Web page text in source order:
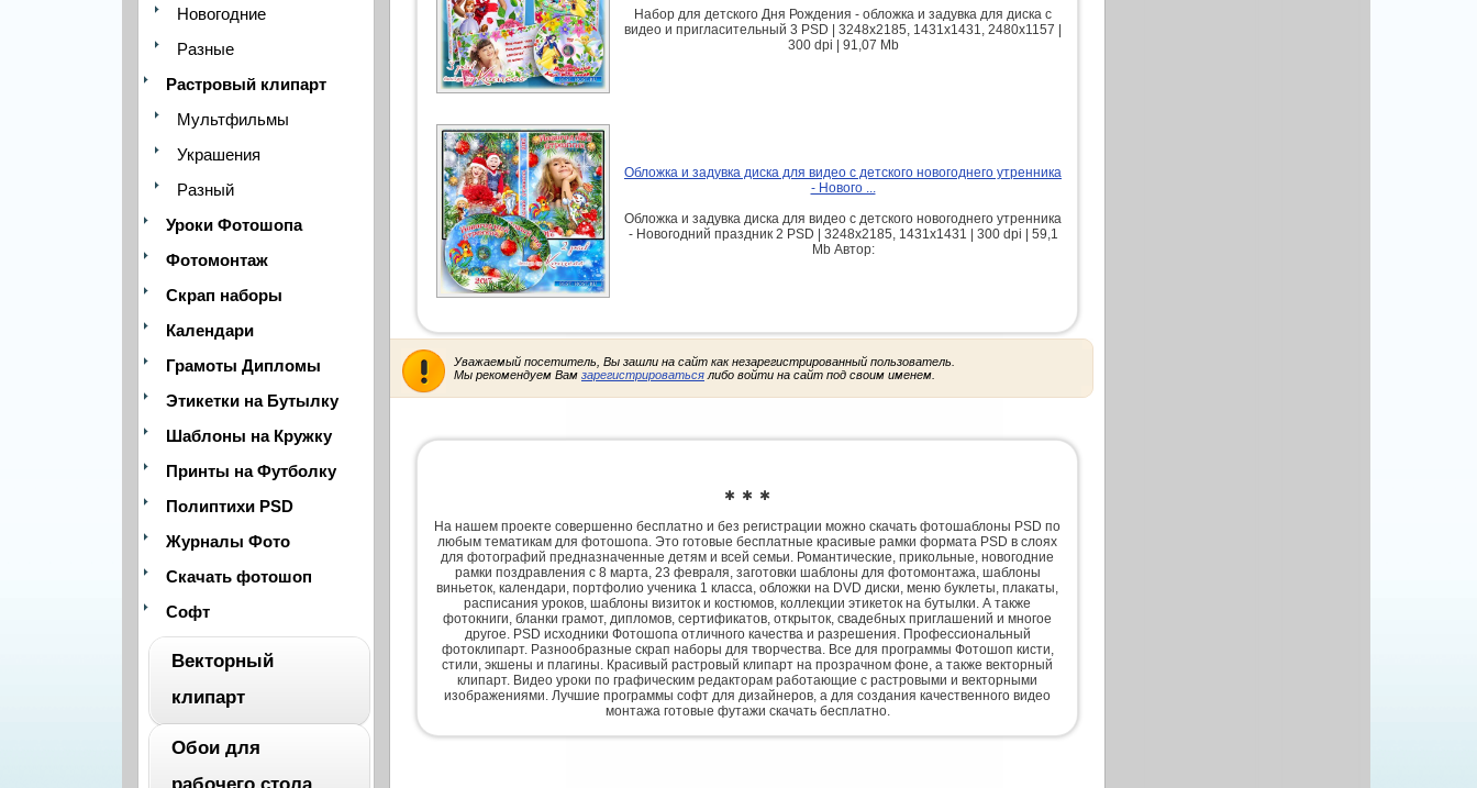
Новогодние
Разные
Растровый клипарт
Мультфильмы
Украшения
Разный
Уроки Фотошопа
Фотомонтаж
Скрап наборы
Календари
Грамоты Дипломы
Этикетки на Бутылку
Шаблоны на Кружку
Принты на Футболку
Полиптихи PSD
Журналы Фото
Скачать фотошоп
Софт
Векторный
клипарт
Обои для
Набор для детского Дня Рождения - обложка и задувка для диска с
видео и пригласительный 3 PSD | 3248x2185, 1431x1431, 2480x1157 |
300 dpi | 91,07 Mb
Обложка и задувка диска для видео с детского новогоднего утренника
- Нового ...
Обложка и задувка диска для видео с детского новогоднего утренника
- Новогодний праздник 2 PSD | 3248x2185, 1431x1431 | 300 dpi | 59,1
Mb Автор:
Уважаемый посетитель, Вы зашли на сайт как незарегистрированный пользователь.
Мы рекомендуем Вам зарегистрироваться либо войти на сайт под своим именем.
✱ ✱ ✱
На нашем проекте совершенно бесплатно и без регистрации можно скачать фотошаблоны PSD по
любым тематикам для фотошопа. Это готовые бесплатные красивые рамки формата PSD в слоях
для фотографий предназначенные детям и всей семьи. Романтические, прикольные, новогодние
рамки поздравления с 8 марта, 23 февраля, заготовки шаблоны для фотомонтажа, шаблоны
виньеток, календари, портфолио ученика 1 класса, обложки на DVD диски, меню буклеты, плакаты,
расписания уроков, шаблоны визиток и костюмов, коллекции этикеток на бутылки. А также
фотокниги, бланки грамот, дипломов, сертификатов, открыток, свадебных приглашений и многое
другое. PSD исходники Фотошопа отличного качества и разрешения. Профессиональный
фотоклипарт. Разнообразные скрап наборы для творчества. Все для программы Фотошоп кисти,
стили, экшены и плагины. Красивый растровый клипарт на прозрачном фоне, а также векторный
клипарт. Видео уроки по графическим редакторам работающие с растровыми и векторными
изображениями. Лучшие программы софт для дизайнеров, а для создания качественного видео
монтажа готовые футажи скачать бесплатно.